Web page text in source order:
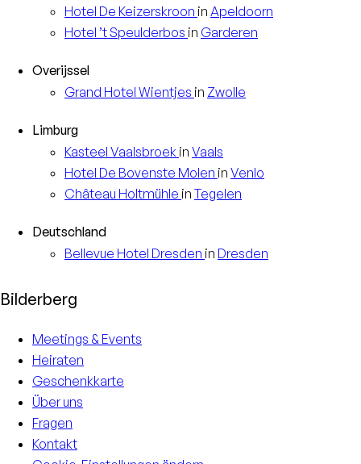
Hotel De Keizerskroon in Apeldoorn
Hotel ’t Speulderbos in Garderen
Overijssel
Grand Hotel Wientjes in Zwolle
Limburg
Kasteel Vaalsbroek in Vaals
Hotel De Bovenste Molen in Venlo
Château Holtmühle in Tegelen
Deutschland
Bellevue Hotel Dresden in Dresden
Bilderberg
Meetings & Events
Heiraten
Geschenkkarte
Über uns
Fragen
Kontakt